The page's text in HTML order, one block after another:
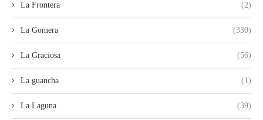
La Frontera (2)
La Gomera (330)
La Graciosa (56)
La guancha (1)
La Laguna (39)